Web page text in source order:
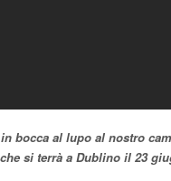
bocca al lupo al nostro
si terrà a Dublino il 23